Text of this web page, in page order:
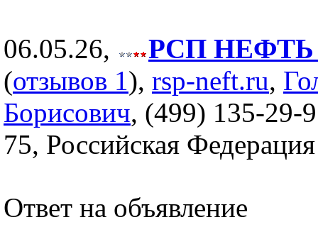
06.05.26,
РСП НЕФТЬ
(отзывов 1), rsp-neft.ru,
Борисович, (499) 135-29-
75, Российская Федерация
Ответ на объявление